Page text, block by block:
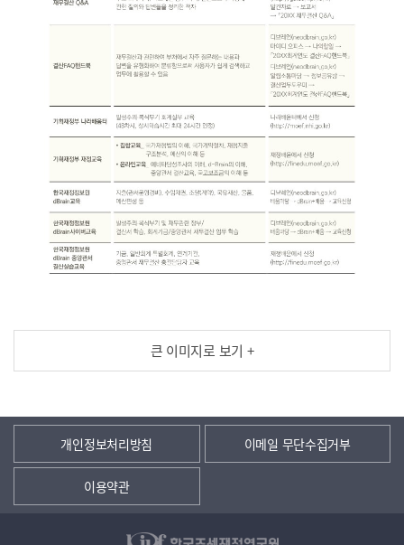
큰 이미지로 보기 +
개인정보처리방침 이메일 무단수집거부
이용약관